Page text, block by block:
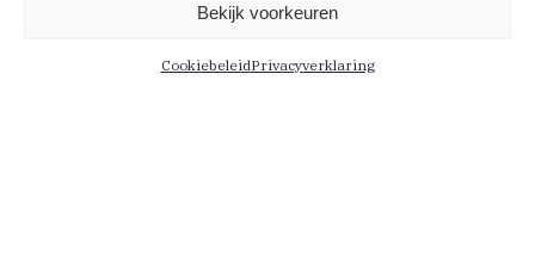
Bekijk voorkeuren
CookiebeleidPrivacyverklaring